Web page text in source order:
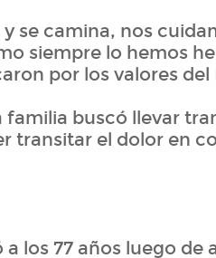
y se camina, nos
siempre lo hemos
por los valores del
familia buscó llevar
transitar el dolor en
los 77 años luego de